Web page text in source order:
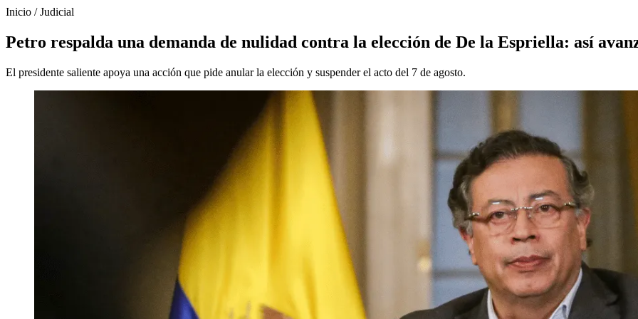
Inicio /Judicial
Petro respalda una demanda de nulidad contra la elección de De la Espriella: así
El presidente saliente apoya una acción que pide anular la elección y suspender el acto del 7 de agosto.